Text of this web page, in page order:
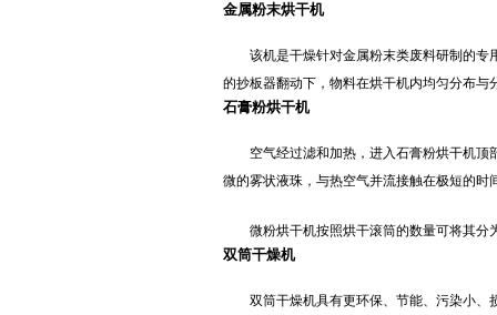
金属粉末烘干机
该机是干燥针对金属粉末类废料研制的
的抄板器翻动下，物料在烘干机内均匀分布
石膏粉烘干机
空气经过滤和加热，进入石膏粉烘干机
微的雾状液珠，与热空气并流接触在极短的
微粉烘干机按照烘干滚筒的数量可将其分
双筒干燥机
双筒干燥机具有更环保、节能、污染小